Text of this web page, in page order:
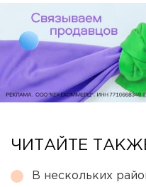
ЧИТАЙТЕ
В нескольких